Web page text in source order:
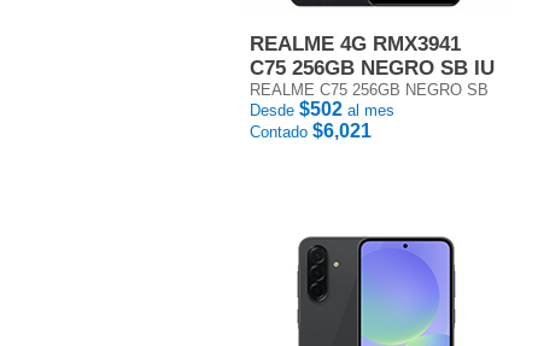
REALME 4G RMX3941
C75 256GB NEGRO SB IU
REALME C75 256GB NEGRO SB
Desde $502 al mes
Contado $6,021